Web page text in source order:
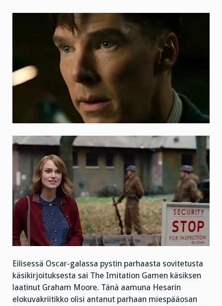
Eilisessä Oscar-galassa pystin parhaasta sovitetusta
käsikirjoituksesta sai The Imitation Gamen käsiksen
laatinut Graham Moore. Tänä aamuna Hesarin
elokuvakriitikko olisi antanut parhaan miespääosan